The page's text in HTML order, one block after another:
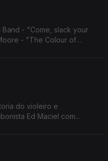
Band - "Come, slack your
- "The Colour of
do violeiro e